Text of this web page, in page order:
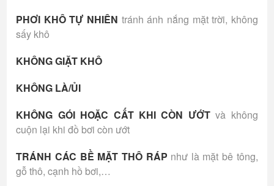
PHƠI KHÔ TỰ NHIÊN tránh ánh nắng mặt trời, không
sấy khô
KHÔNG GIẶT KHÔ
KHÔNG LÀ/ỦI
KHÔNG GÓI HOẶC CẤT KHI CÒN ƯỚTvà không
cuộn lại khi đồ bơi còn ướt
TRÁNH CÁC BỀ MẶT THÔ RÁP như là mặt bê tông,
gỗ thô, cạnh hồ bơi,…